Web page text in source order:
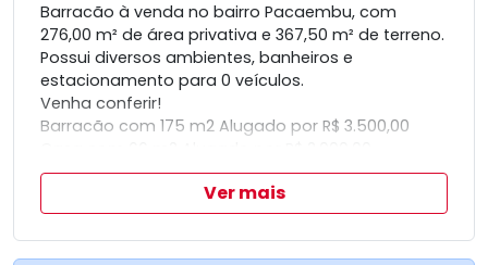
Barracão à venda no bairro Pacaembu, com
276,00 m² de área privativa e 367,50 m² de terreno.
Possui diversos ambientes, banheiros e
estacionamento para 0 veículos.
Venha conferir!
Barracão com 175 m2 Alugado por R$ 3.500,00
Edícula com 35 m2
Ver mais